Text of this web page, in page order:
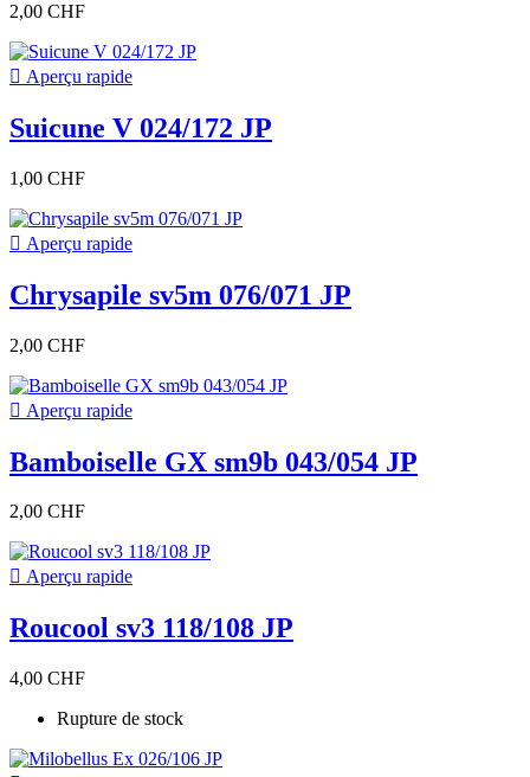
2,00 CHF
 Aperçu rapide
Suicune V 024/172 JP
1,00 CHF
 Aperçu rapide
Chrysapile sv5m 076/071 JP
2,00 CHF
 Aperçu rapide
Bamboiselle GX sm9b 043/054 JP
2,00 CHF
 Aperçu rapide
Roucool sv3 118/108 JP
4,00 CHF
Rupture de stock